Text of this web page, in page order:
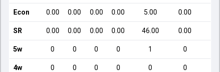
Econ 0.00 0.00 0.00 0.00 5.00 0.00
SR 0.00 0.00 0.00 0.00 46.00 0.00
5w 0 0 0 0 1 0
4w 0 0 0 0 0 0